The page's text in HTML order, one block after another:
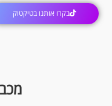
בקרו אותנו בטיקטוק